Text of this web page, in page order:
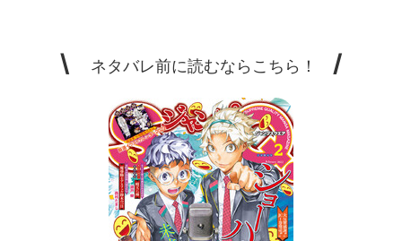
\ ネタバレ前に読むならこちら！ /